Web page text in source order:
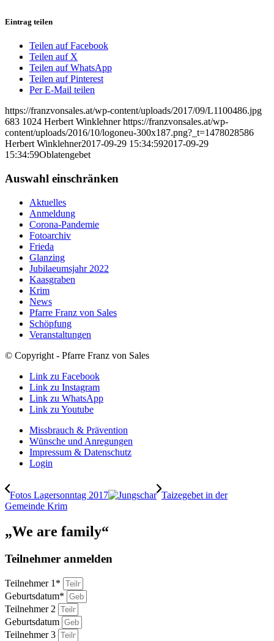
Eintrag teilen
Teilen auf Facebook
Teilen auf X
Teilen auf WhatsApp
Teilen auf Pinterest
Per E-Mail teilen
https://franzvonsales.at/wp-content/uploads/2017/09/L1100486.jpg
683 1024 Herbert Winklehner https://franzvonsales.at/wp-
content/uploads/2016/10/logoneu-300x187.png?_t=1478028586
Herbert Winklehner2017-09-29 15:34:592017-09-29
15:34:59Oblatengebet
Auswahl einschränken
Aktuelles
Anmeldung
Corona-Pandemie
Fotoarchiv
Frieda
Glanzing
Jubilaeumsjahr 2022
Kaasgraben
Krim
News
Pfarre Franz von Sales
Schöpfung
Veranstaltungen
© Copyright - Pfarre Franz von Sales
Link zu Facebook
Link zu Instagram
Link zu WhatsApp
Link zu Youtube
Missbrauch & Prävention
Wünsche und Anregungen
Impressum & Datenschutz
Login
Fotos Lagersonntag 2017
Taizegebet in der
Gemeinde Krim
„We are family“
Teilnehmer anmelden
Teilnehmer 1*
Geburtsdatum*
Teilnehmer 2
Geburtsdatum
Teilnehmer 3